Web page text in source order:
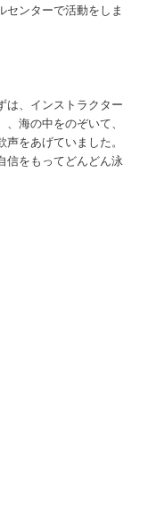
センターで活動をしま
は、インストラクター
海の中をのぞいて、
をあげていました。
信をもってどんどん泳